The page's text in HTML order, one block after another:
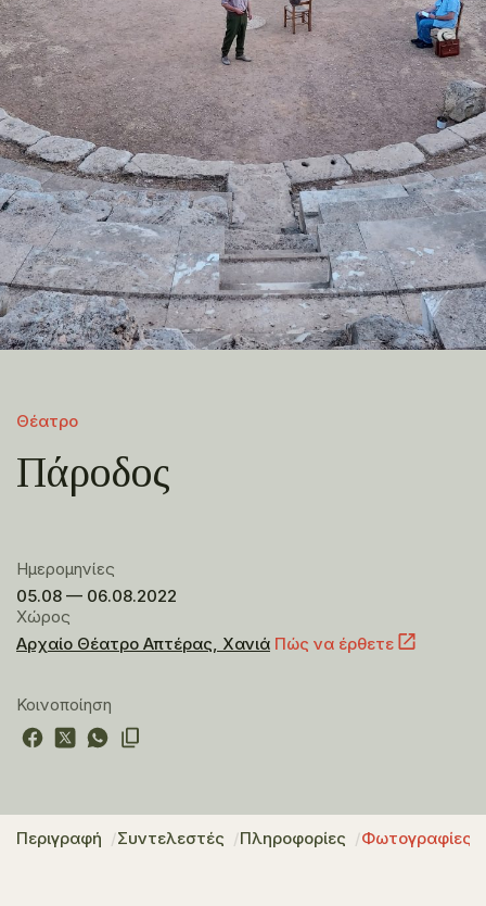
Θέατρο
Πάροδος
Ημερομηνίες
05.08 — 06.08.2022
Χώρος
Αρχαίο Θέατρο Απτέρας, Χανιά Πώς να έρθετε
Κοινοποίηση
Περιγραφή Συντελεστές Πληροφορίες Φωτογραφίες